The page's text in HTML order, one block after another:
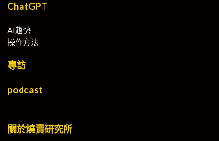
ChatGPT
AI趨勢
操作方法
專訪
podcast
關於燒賣研究所